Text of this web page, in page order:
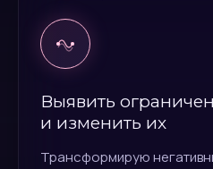
Выявить
и изменить их
Трансформирую